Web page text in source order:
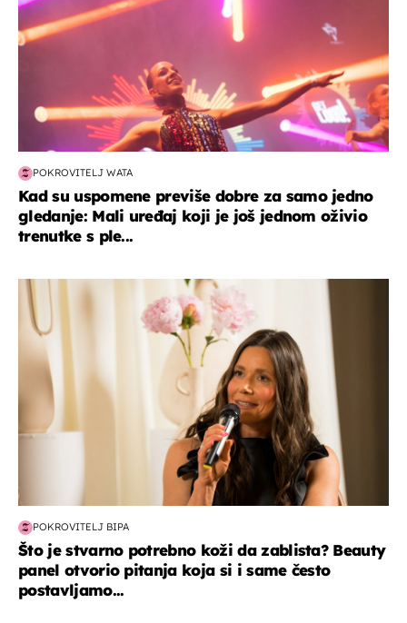
POKROVITELJ WATA
Kad su uspomene previše dobre za samo jedno
gledanje: Mali uređaj koji je još jednom oživio
trenutke s ple...
moda & ljepota
POKROVITELJ BIPA
Što je stvarno potrebno koži da zablista? Beauty
panel otvorio pitanja koja si i same često
postavljamo...